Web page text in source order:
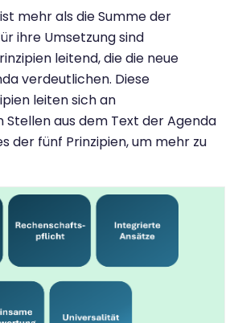
mehr als die Summe der
ihre Umsetzung sind
leitend, die die neue
verdeutlichen. Diese
leiten sich an
aus dem Text der Agenda
der fünf Prinzipien, um mehr zu